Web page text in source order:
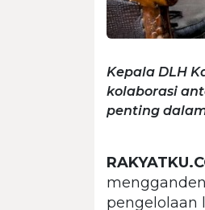
Kepala DLH
kolaborasi
penting
pengelolaan